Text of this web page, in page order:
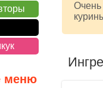
меню
Очень